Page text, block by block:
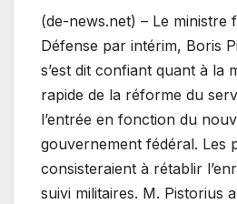
(de-news.net) – Le ministre
Défense par intérim, Boris
s’est dit confiant quant à la
rapide de la réforme du
l’entrée en fonction du
gouvernement fédéral. Les
consisteraient à rétablir
suivi militaires. M. Pistorius